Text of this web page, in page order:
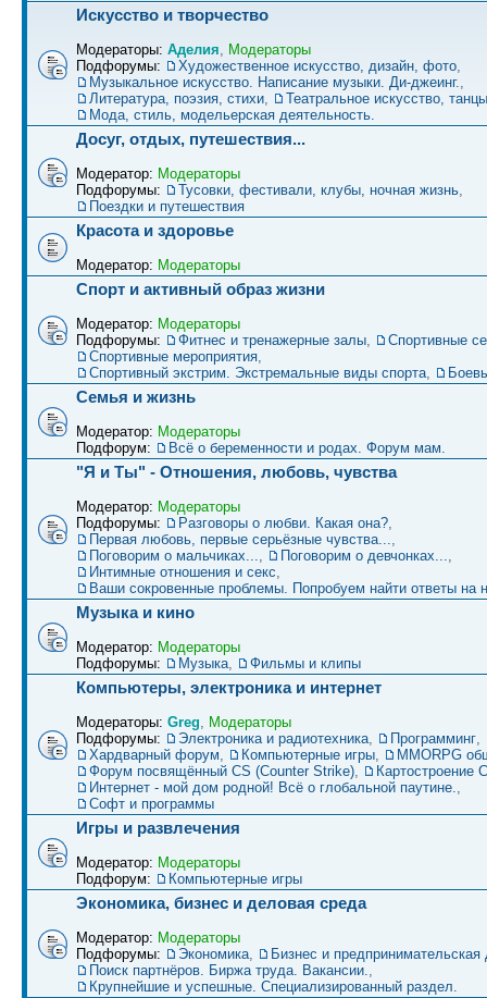
Искусство и творчество
Модераторы: Аделия
Модераторы
Подфорумы:
Художественное искусство, дизайн, фото
Музыкальное искусство. Написание музыки. Ди-джеинг.
Литература, поэзия, стихи
Театральное искусство, танцы
Мода, стиль, модельерская деятельность.
Досуг, отдых, путешествия...
Модератор: Модераторы
Подфорумы:
Тусовки, фестивали, клубы, ночная жизнь
Поездки и путешествия
Красота и здоровье
Модератор: Модераторы
Спорт и активный образ жизни
Модератор: Модераторы
Подфорумы:
Фитнес и тренажерные залы
Спортивные
Спортивные мероприятия
Спортивный экстрим. Экстремальные виды спорта
Семья и жизнь
Модератор: Модераторы
Подфорум:
Всё о беременности и родах. Форум мам.
"Я и Ты" - Отношения, любовь, чувства
Модератор: Модераторы
Подфорумы:
Разговоры о любви. Какая она?
Первая любовь, первые серьёзные чувства...
Поговорим о мальчиках...
Поговорим о девчонках...
Интимные отношения и секс
Ваши сокровенные проблемы. Попробуем найти ответы на
Музыка и кино
Модератор: Модераторы
Подфорумы:
Музыка Фильмы и клипы
Компьютеры, электроника и интернет
Модераторы: Greg
Модераторы
Подфорумы:
Электроника и радиотехника Программинг
Хардварный форум
Компьютерные игры
MMORPG
Форум посвящённый CS (Counter Strike)
Картостроение
Интернет - мой дом родной! Всё о глобальной паутине.
Софт и программы
Игры и развлечения
Модератор: Модераторы
Подфорум:
Компьютерные игры
Экономика, бизнес и деловая среда
Модератор: Модераторы
Подфорумы:
Экономика
Бизнес и предпринимательская
Поиск партнёров. Биржа труда. Вакансии.
Крупнейшие и успешные. Специализированный раздел.